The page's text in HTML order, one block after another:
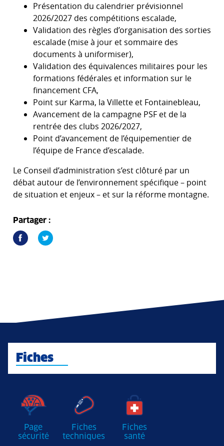
Présentation du calendrier prévisionnel
2026/2027 des compétitions escalade,
Validation des règles d’organisation des sorties
escalade (mise à jour et sommaire des
documents à uniformiser),
Validation des équivalences militaires pour les
formations fédérales et information sur le
financement CFA,
Point sur Karma, la Villette et Fontainebleau,
Avancement de la campagne PSF et de la
rentrée des clubs 2026/2027,
Point d’avancement de l’équipementier de
l’équipe de France d’escalade.
Le Conseil d’administration s’est clôturé par un
débat autour de l’environnement spécifique – point
de situation et enjeux – et sur la réforme montagne.
Partager :
Fiches
Page
sécurité
Fiches
techniques
Fiches
santé